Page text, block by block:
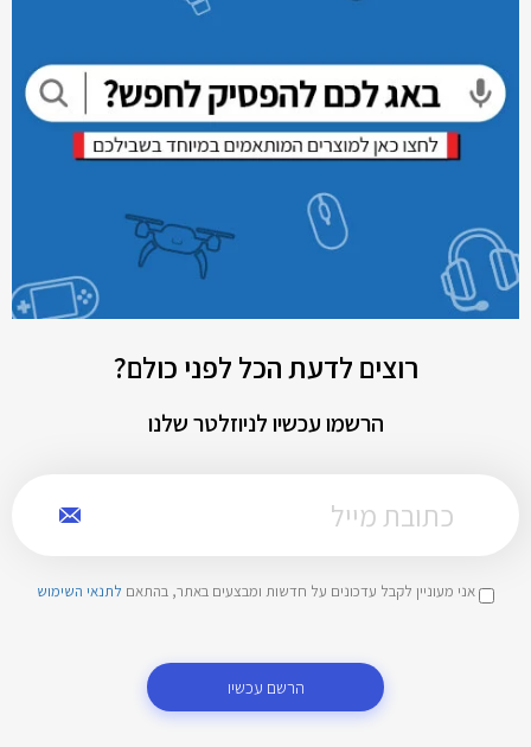
רוצים לדעת הכל לפני כולם?
הרשמו עכשיו לניוזלטר שלנו
אני מעוניין לקבל עדכונים על חדשות ומבצעים באתר, בהתאם לתנאי השימוש
הרשם עכשיו